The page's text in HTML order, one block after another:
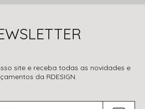
site e receba todas as novidades e
da RDESIGN.